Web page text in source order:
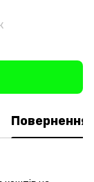
Повернення